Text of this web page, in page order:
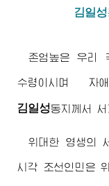
김일성
존엄높은 우리
수령 이시며 자
김일성동지께서
위대한 영생의
시각 조선인민은